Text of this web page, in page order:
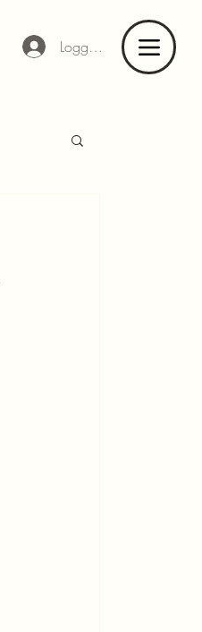
Logga in